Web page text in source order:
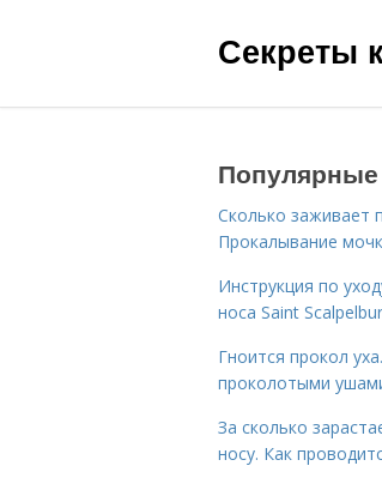
Секреты
Сколько заживает
Прокалывание
Инструкция по
носа Saint
Гноится прокол
проколотыми
За сколько
носу. Как